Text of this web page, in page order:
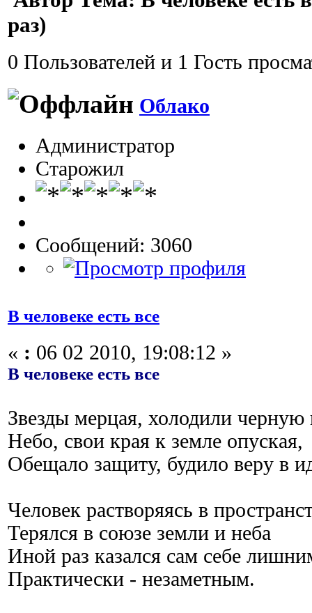
раз)
0 Пользователей и 1 Гость
Облако
Администратор
Старожил
Сообщений: 3060
В человеке есть все
« : 06 02 2010, 19:08:12 »
В человеке есть все
Звезды мерцая, холодили черную
Небо, свои края к земле опуская,
Обещало защиту, будило веру в
Человек растворяясь в
Терялся в союзе земли и неба
Иной раз казался сам себе
Практически - незаметным.